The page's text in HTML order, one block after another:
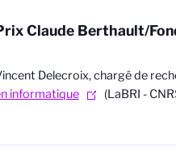
Claude Berthault/
Delecroix, chargé de
informatique
(LaBRI -